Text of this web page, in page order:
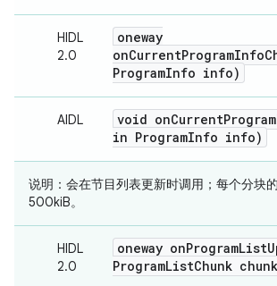
HIDL
2.0
oneway
ProgramInfo info)
AIDL void
in ProgramInfo info)
说明： 会在节目列表更新时调用；每个分块
500kiB。
HIDL
2.0
oneway
ProgramListChunk